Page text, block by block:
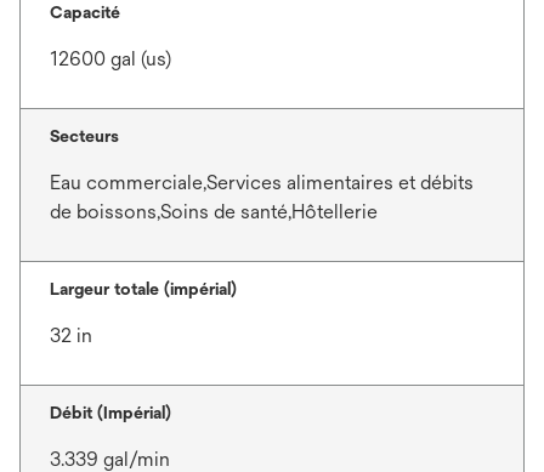
Capacité
12600 gal (us)
Secteurs
Eau commerciale,Services alimentaires et débits
de boissons,Soins de santé,Hôtellerie
Largeur totale (impérial)
32 in
Débit (Impérial)
3.339 gal/min